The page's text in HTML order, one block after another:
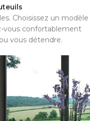
Choisissez un modèle
vous confortablement
vous détendre.